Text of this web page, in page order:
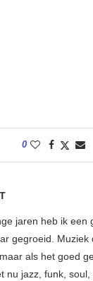
0
jaren heb ik
gegroeid.
als het goed
nu jazz, funk,